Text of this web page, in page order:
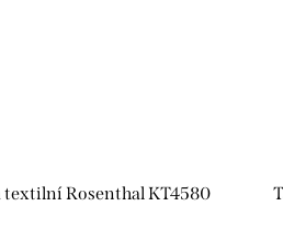
textilní Rosenthal KT4580